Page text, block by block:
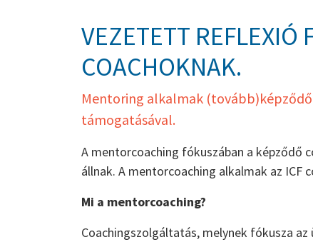
VEZETETT REFLEXIÓ
COACHOKNAK.
Mentoring alkalmak
támogatásával.
A mentorcoaching fókuszában a képződő
állnak. A mentorcoaching alkalmak az ICF
Mi a mentorcoaching?
Coachingszolgáltatás, melynek fókusza